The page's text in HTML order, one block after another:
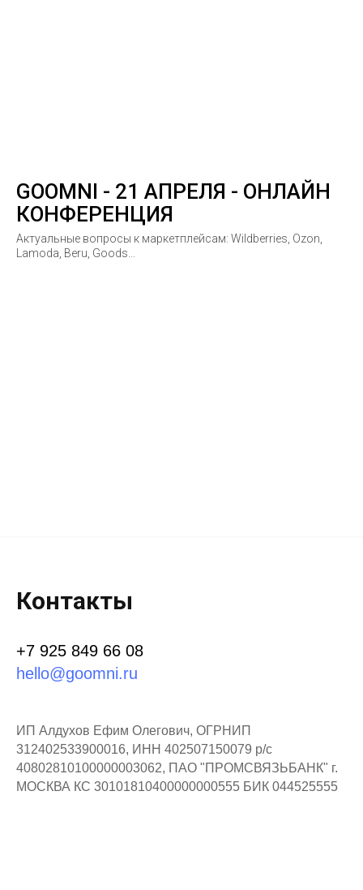
GOOMNI - 21 АПРЕЛЯ - ОНЛАЙН
КОНФЕРЕНЦИЯ
Актуальные вопросы к маркетплейсам: Wildberries, Ozon,
Lamoda, Beru, Goods...
Контакты
+7 925 849 66 08
hello@goomni.ru
ИП Алдухов Ефим Олегович, ОГРНИП
312402533900016, ИНН 402507150079 р/с
40802810100000003062, ПАО "ПРОМСВЯЗЬБАНК" г.
МОСКВА КС 30101810400000000555 БИК 044525555